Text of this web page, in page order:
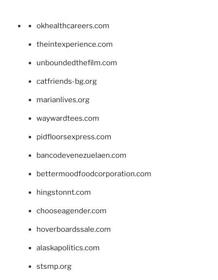
okhealthcareers.com
theintexperience.com
unboundedthefilm.com
catfriends-bg.org
marianlives.org
waywardtees.com
pidfloorsexpress.com
bancodevenezuelaen.com
bettermoodfoodcorporation.com
hingstonnt.com
chooseagender.com
hoverboardssale.com
alaskapolitics.com
stsmp.org